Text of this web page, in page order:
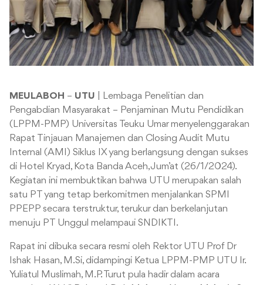
MEULABOH – UTU | Lembaga Penelitian dan
Pengabdian Masyarakat – Penjaminan Mutu Pendidikan
(LPPM-PMP) Universitas Teuku Umar menyelenggarakan
Rapat Tinjauan Manajemen dan Closing Audit Mutu
Internal (AMI) Siklus IX yang berlangsung dengan sukses
di Hotel Kryad, Kota Banda Aceh, Jum’at (26/1/2024).
Kegiatan ini membuktikan bahwa UTU merupakan salah
satu PT yang tetap berkomitmen menjalankan SPMI
PPEPP secara terstruktur, terukur dan berkelanjutan
menuju PT Unggul melampaui SNDIKTI.
Rapat ini dibuka secara resmi oleh Rektor UTU Prof Dr
Ishak Hasan, M.Si, didampingi Ketua LPPM-PMP UTU Ir.
Yuliatul Muslimah, M.P. Turut pula hadir dalam acara